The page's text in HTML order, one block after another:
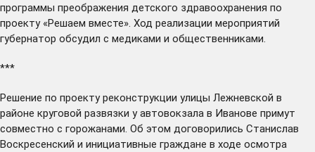
программы преображения детского здравоохранения по
проекту «Решаем вместе». Ход реализации мероприятий
губернатор обсудил с медиками и общественниками.
***
Решение по проекту реконструкции улицы Лежневской в
районе круговой развязки у автовокзала в Иванове примут
совместно с горожанами. Об этом договорились Станислав
Воскресенский и инициативные граждане в ходе осмотра